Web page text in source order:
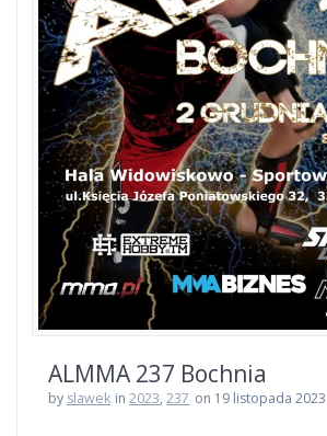
ALMMA 237 Bochnia
by slawek in2023,237 on 19 listopada 2023